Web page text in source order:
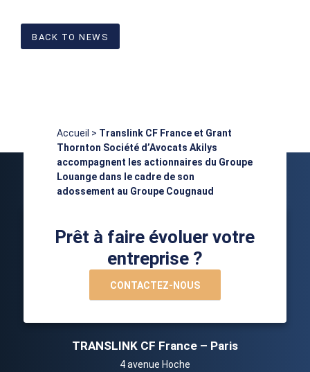
BACK TO NEWS
Accueil > Translink CF France et Grant
Thornton Société d’Avocats Akilys
accompagnent les actionnaires du Groupe
Louange dans le cadre de son
adossement au Groupe Cougnaud
Prêt à faire évoluer votre
entreprise ?
CONTACTEZ-NOUS
TRANSLINK CF France – Paris
4 avenue Hoche